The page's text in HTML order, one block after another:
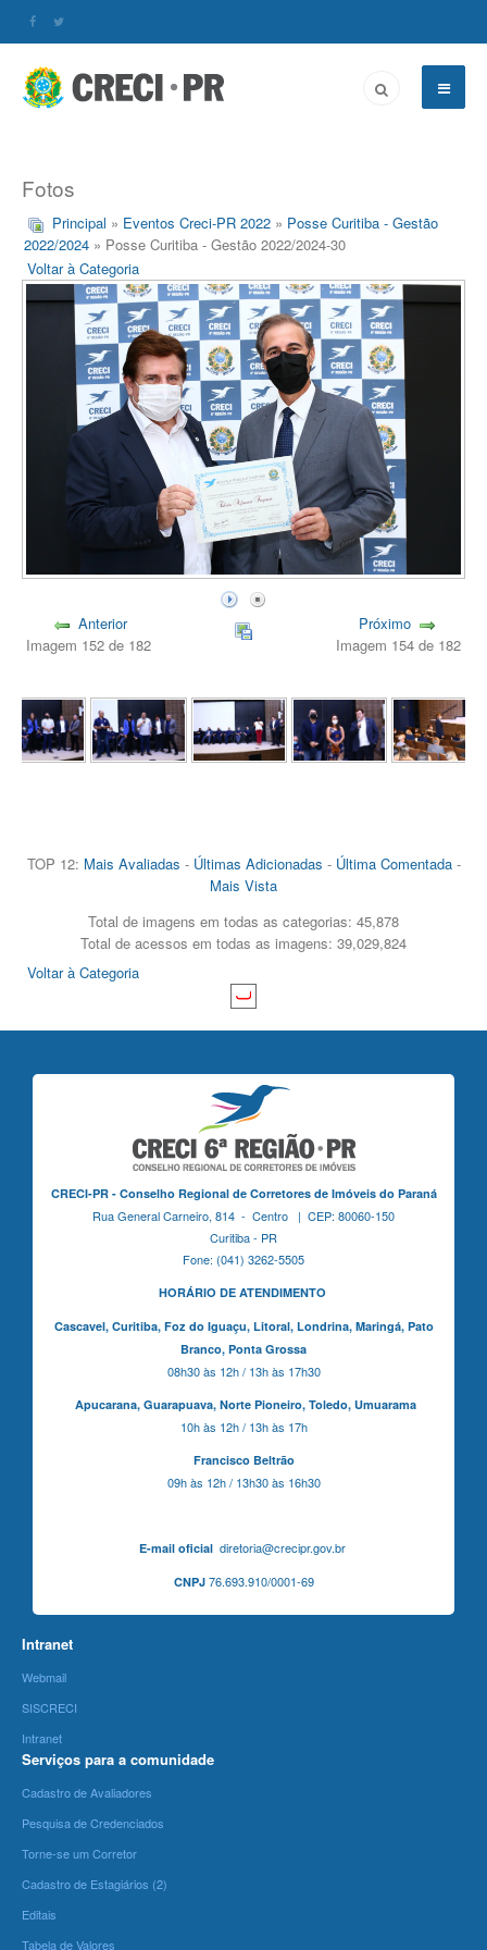
Fotos
Principal » Eventos Creci-PR 2022 » Posse Curitiba - Gestão
2022/2024 » Posse Curitiba - Gestão 2022/2024-30
Voltar à Categoria
Anterior
Imagem 152 de 182
Próximo
Imagem 154 de 182
TOP 12: Mais Avaliadas - Últimas Adicionadas - Última Comentada-
Mais Vista
Total de imagens em todas as categorias: 45,878
Total de acessos em todas as imagens: 39,029,824
Voltar à Categoria
CRECI-PR - Conselho Regional de Corretores de Imóveis do Paraná
Rua General Carneiro, 814 - Centro | CEP: 80060-150
Curitiba - PR
Fone: (041) 3262-5505
HORÁRIO DE ATENDIMENTO
Cascavel, Curitiba,Foz do Iguaçu, Litoral, Londrina, Maringá, Pato
Branco, Ponta Grossa
08h30 às 12h / 13h às 17h30
Apucarana, Guarapuava, Norte Pioneiro, Toledo, Umuarama
10h às 12h / 13h às 17h
Francisco Beltrão
09h às 12h / 13h30 às 16h30
E-mail oficialdiretoria@crecipr.gov.br
CNPJ76.693.910/0001-69
Intranet
Webmail
SISCRECI
Intranet
Serviços para a comunidade
Cadastro de Avaliadores
Pesquisa de Credenciados
Torne-se um Corretor
Cadastro de Estagiários (2)
Editais
Tabela de Valores